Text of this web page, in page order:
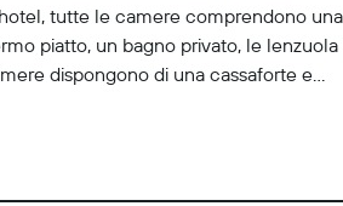
tutte le camere comprendono una
piatto, un bagno privato, le lenzuola
dispongono di una cassaforte e
Hotel prevedono i prodotti da bagno
per iPod. A colazione troverete